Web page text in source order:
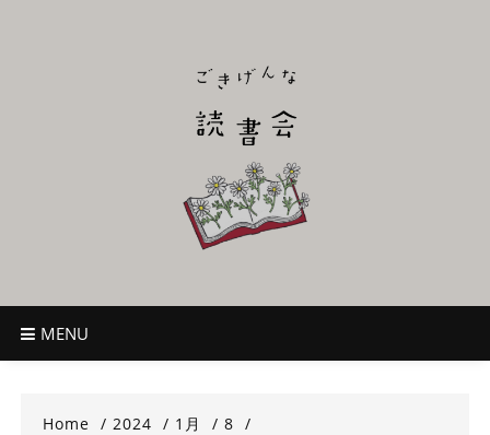
ごきげんな読
~児童書好き主催者によるオールジャンルOK！のんびり読書会~
MENU
Home 2024 1月
8